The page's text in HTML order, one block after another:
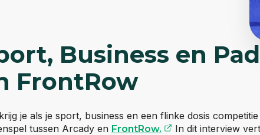
Business en
FrontRow
je als je sport, business en een flinke dosis
tussen Arcady en FrontRow. (opent externe
In dit interview